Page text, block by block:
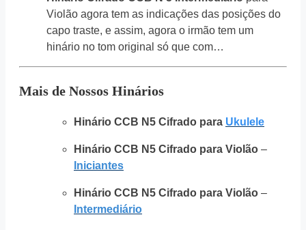
Violão agora tem as indicações das posições do
capo traste, e assim, agora o irmão tem um
hinário no tom original só que com…
Mais de Nossos Hinários
Hinário CCB N5 Cifrado para Ukulele
Hinário CCB N5 Cifrado para Violão –
Iniciantes
Hinário CCB N5 Cifrado para Violão –
Intermediário